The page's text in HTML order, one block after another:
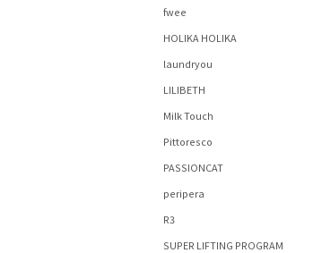
fwee
HOLIKA HOLIKA
laundryou
LILIBETH
Milk Touch
Pittoresco
PASSIONCAT
peripera
R3
SUPER LIFTING PROGRAM